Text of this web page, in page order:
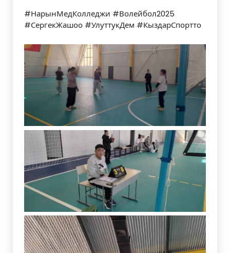
#НарынМедКолледжи #Волейбол2025
#СергекЖашоо #УлуттукДем #КыздарСпортто